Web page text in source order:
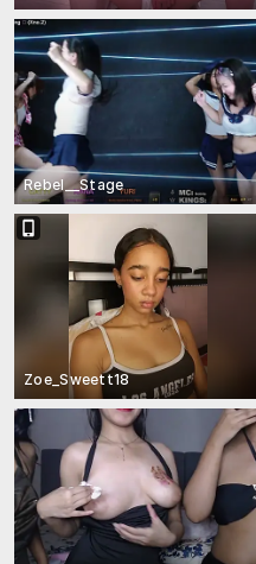
Rebel__Stage
Zoe_Sweett18